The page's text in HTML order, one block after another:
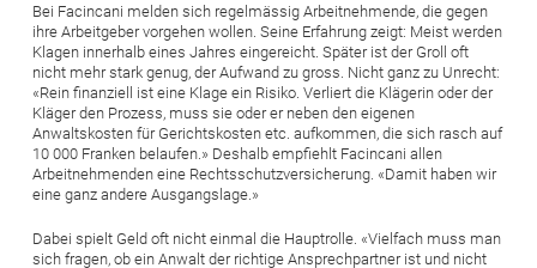
Bei Facincani melden sich regelmässig Arbeitnehmende, die gegen
ihre Arbeitgeber vorgehen wollen. Seine Erfahrung zeigt: Meist werden
Klagen innerhalb eines Jahres eingereicht. Später ist der Groll oft
nicht mehr stark genug, der Aufwand zu gross. Nicht ganz zu Unrecht:
«Rein finanziell ist eine Klage ein Risiko. Verliert die Klägerin oder der
Kläger den Prozess, muss sie oder er neben den eigenen
Anwaltskosten für Gerichtskosten etc. aufkommen, die sich rasch auf
10 000 Franken belaufen.» Deshalb empfiehlt Facincani allen
Arbeitnehmenden eine Rechtsschutzversicherung. «Damit haben wir
eine ganz andere Ausgangslage.»
Dabei spielt Geld oft nicht einmal die Hauptrolle. «Vielfach muss man
sich fragen, ob ein Anwalt der richtige Ansprechpartner ist und nicht